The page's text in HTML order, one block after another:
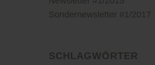
Sondernewsletter #1/2017
SCHLAGWÖRTER